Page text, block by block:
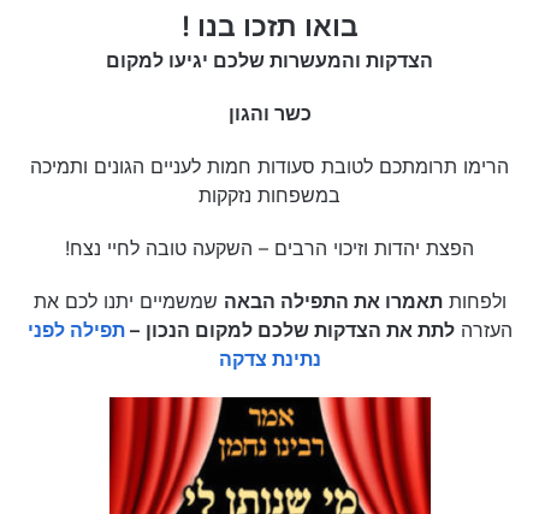
בואו תזכו בנו !
הצדקות והמעשרות שלכם יגיעו למקום
כשר והגון
הרימו תרומתכם לטובת סעודות חמות לעניים הגונים ותמיכה
במשפחות נזקקות
הפצת יהדות וזיכוי הרבים – השקעה טובה לחיי נצח!
ולפחותתאמרו את התפילה הבאה שמשמיים יתנו לכם את
העזרהלתת את הצדקות שלכם למקום הנכון –תפילה לפני
נתינת צדקה